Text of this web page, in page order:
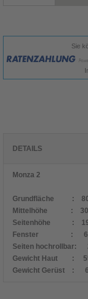
Sie
DETAILS
Monza 2
Grundfläche :
Mittelhöhe :
Seitenhöhe :
Fenster : 6
Seiten hochrollbar:
Gewicht Haut :
Gewicht Gerüst :